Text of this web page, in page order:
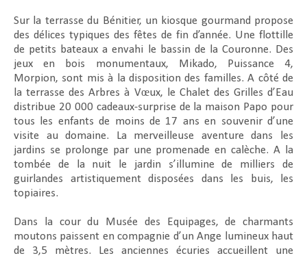
Sur la terrasse du Bénitier, un kiosque gourmand propose
des délices typiques des fêtes de fin d’année. Une flottille
de petits bateaux a envahi le bassin de la Couronne. Des
jeux en bois monumentaux, Mikado, Puissance 4,
Morpion, sont mis à la disposition des familles. A côté de
la terrasse des Arbres à Vœux, le Chalet des Grilles d’Eau
distribue 20 000 cadeaux-surprise de la maison Papo pour
tous les enfants de moins de 17 ans en souvenir d’une
visite au domaine. La merveilleuse aventure dans les
jardins se prolonge par une promenade en calèche. A la
tombée de la nuit le jardin s’illumine de milliers de
guirlandes artistiquement disposées dans les buis, les
topiaires.
Dans la cour du Musée des Equipages, de charmants
moutons paissent en compagnie d’un Ange lumineux haut
de 3,5 mètres. Les anciennes écuries accueillent une